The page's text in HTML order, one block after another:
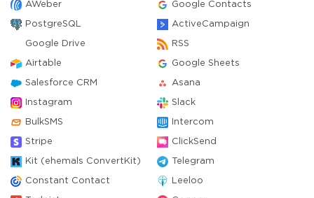
AWeber Google Contacts
PostgreSQL ActiveCampaign
Google Drive RSS
Airtable Google Sheets
Salesforce CRM Asana
Instagram Slack
BulkSMS Intercom
Stripe ClickSend
Kit (ehemals ConvertKit) Telegram
Constant Contact Leeloo